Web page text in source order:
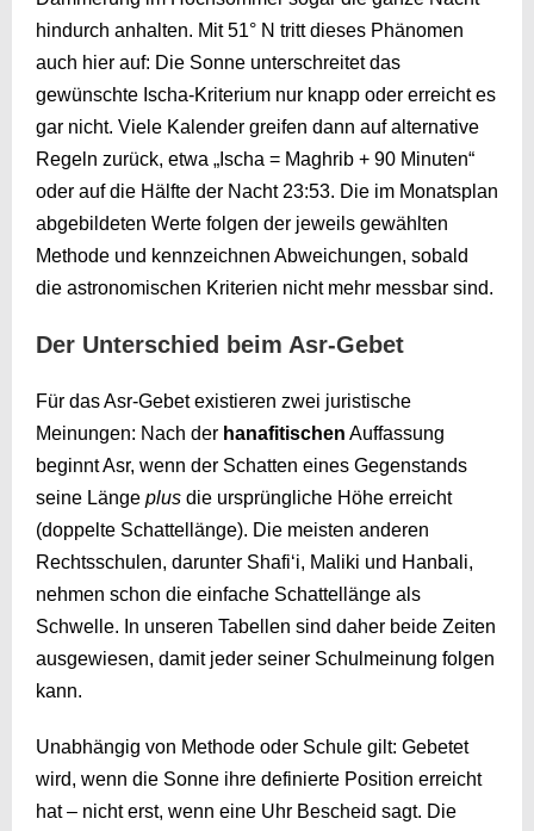
hindurch anhalten. Mit 51° N tritt dieses Phänomen
auch hier auf: Die Sonne unterschreitet das
gewünschte Ischa-Kriterium nur knapp oder erreicht es
gar nicht. Viele Kalender greifen dann auf alternative
Regeln zurück, etwa „Ischa = Maghrib + 90 Minuten“
oder auf die Hälfte der Nacht 23:53. Die im Monatsplan
abgebildeten Werte folgen der jeweils gewählten
Methode und kennzeichnen Abweichungen, sobald
die astronomischen Kriterien nicht mehr messbar sind.
Der Unterschied beim Asr-Gebet
Für das Asr-Gebet existieren zwei juristische
Meinungen: Nach der hanafitischen Auffassung
beginnt Asr, wenn der Schatten eines Gegenstands
seine Länge plus die ursprüngliche Höhe erreicht
(doppelte Schattellänge). Die meisten anderen
Rechtsschulen, darunter Shafi‘i, Maliki und Hanbali,
nehmen schon die einfache Schattellänge als
Schwelle. In unseren Tabellen sind daher beide Zeiten
ausgewiesen, damit jeder seiner Schulmeinung folgen
kann.
Unabhängig von Methode oder Schule gilt: Gebetet
wird, wenn die Sonne ihre definierte Position erreicht
hat – nicht erst, wenn eine Uhr Bescheid sagt. Die